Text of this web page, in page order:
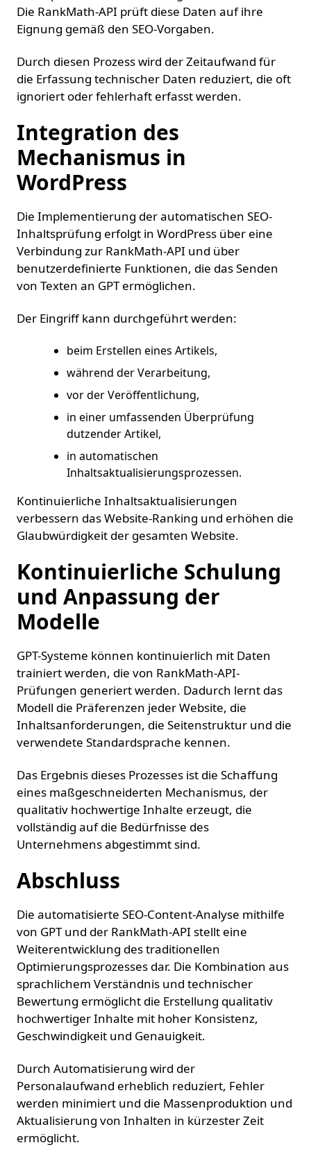
Die RankMath-API prüft diese Daten auf ihre
Eignung gemäß den SEO-Vorgaben.
Durch diesen Prozess wird der Zeitaufwand für
die Erfassung technischer Daten reduziert, die oft
ignoriert oder fehlerhaft erfasst werden.
Integration des
Mechanismus in
WordPress
Die Implementierung der automatischen SEO-
Inhaltsprüfung erfolgt in WordPress über eine
Verbindung zur RankMath-API und über
benutzerdefinierte Funktionen, die das Senden
von Texten an GPT ermöglichen.
Der Eingriff kann durchgeführt werden:
beim Erstellen eines Artikels,
während der Verarbeitung,
vor der Veröffentlichung,
in einer umfassenden Überprüfung
dutzender Artikel,
in automatischen
Inhaltsaktualisierungsprozessen.
Kontinuierliche Inhaltsaktualisierungen
verbessern das Website-Ranking und erhöhen die
Glaubwürdigkeit der gesamten Website.
Kontinuierliche Schulung
und Anpassung der
Modelle
GPT-Systeme können kontinuierlich mit Daten
trainiert werden, die von RankMath-API-
Prüfungen generiert werden. Dadurch lernt das
Modell die Präferenzen jeder Website, die
Inhaltsanforderungen, die Seitenstruktur und die
verwendete Standardsprache kennen.
Das Ergebnis dieses Prozesses ist die Schaffung
eines maßgeschneiderten Mechanismus, der
qualitativ hochwertige Inhalte erzeugt, die
vollständig auf die Bedürfnisse des
Unternehmens abgestimmt sind.
Abschluss
Die automatisierte SEO-Content-Analyse mithilfe
von GPT und der RankMath-API stellt eine
Weiterentwicklung des traditionellen
Optimierungsprozesses dar. Die Kombination aus
sprachlichem Verständnis und technischer
Bewertung ermöglicht die Erstellung qualitativ
hochwertiger Inhalte mit hoher Konsistenz,
Geschwindigkeit und Genauigkeit.
Durch Automatisierung wird der
Personalaufwand erheblich reduziert, Fehler
werden minimiert und die Massenproduktion und
Aktualisierung von Inhalten in kürzester Zeit
ermöglicht.